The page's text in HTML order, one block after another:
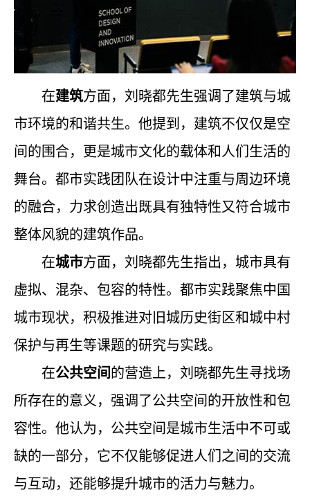
在建筑方面，刘晓都先生强调了建筑与城
市环境的和谐共生。他提到，建筑不仅仅是空
间的围合，更是城市文化的载体和人们生活的
舞台。都市实践团队在设计中注重与周边环境
的融合，力求创造出既具有独特性又符合城市
整体风貌的建筑作品。
在城市方面，刘晓都先生指出，城市具有
虚拟、混杂、包容的特性。都市实践聚焦中国
城市现状，积极推进对旧城历史街区和城中村
保护与再生等课题的研究与实践。
在公共空间 的营造上，刘晓都先生寻找场
所存在的意义，强调了公共空间的开放性和包
容性。他认为，公共空间是城市生活中不可或
缺的一部分，它不仅能够促进人们之间的交流
与互动，还能够提升城市的活力与魅力。